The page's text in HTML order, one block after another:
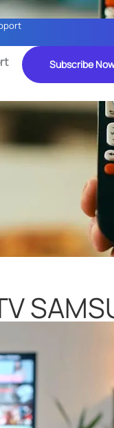
Subscribe